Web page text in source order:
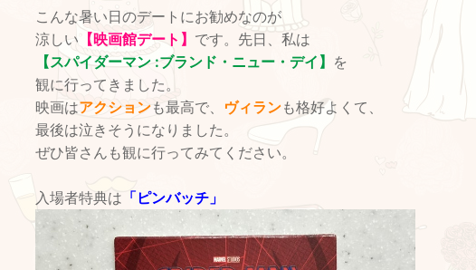
こんな暑い日のデートにお勧めなのが
涼しい 【映画館デート】 です。先日、私は
【スパイダーマン :ブランド・ニュー・デイ】 を
観に行ってきました。
映画はアクションも最高で、 ヴィランも格好よくて、
最後は泣きそうになりました。
ぜひ皆さんも観に行ってみてください。
入場者特典は 「ピンバッチ」